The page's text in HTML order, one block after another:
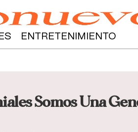
ENTRETENIMIENTO
Somos Una